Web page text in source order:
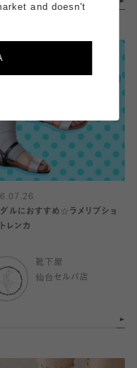
ルにおすすめ☆ラメリブショ
レンカ
靴下屋
仙台セルバ店
and doesn't